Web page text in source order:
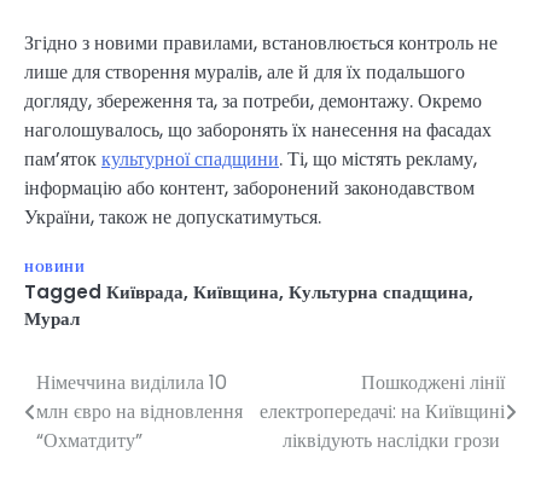
Згідно з новими правилами, встановлюється контроль не
лише для створення муралів, але й для їх подальшого
догляду, збереження та, за потреби, демонтажу. Окремо
наголошувалось, що заборонять їх нанесення на фасадах
пам’ятоккультурної спадщини. Ті, що містять рекламу,
інформацію або контент, заборонений законодавством
України, також не допускатимуться.
НОВИНИ
Tagged Київрада, Київщина, Культурна спадщина,
Мурал
Навігація
записів
Німеччина виділила 10
млн євро на відновлення
“Охматдиту”
Пошкоджені лінії
електропередачі: на Київщині
ліквідують наслідки грози